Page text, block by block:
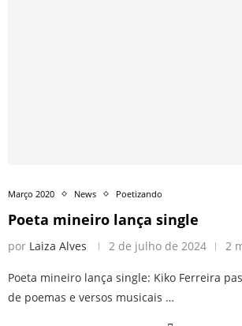
Março 2020 News Poetizando
Poeta mineiro lança single
por Laiza Alves 2 de julho de 2024 2
Poeta mineiro lança single: Kiko Ferreira
de poemas e versos musicais …